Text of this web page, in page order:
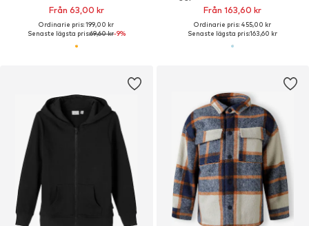
Från 63,00 kr
Ordinarie pris: 199,00 kr
Senaste lägsta pris:69,60 kr-9%
Från 163,60 kr
Ordinarie pris: 455,00 kr
Senaste lägsta pris:163,60 kr